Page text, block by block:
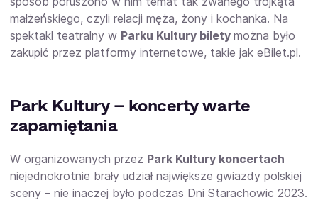
małżeńskiego, czyli relacji męża, żony i kochanka. Na
spektakl teatralny w Parku Kultury bilety można było
zakupić przez platformy internetowe, takie jak eBilet.pl.
Park Kultury – koncerty warte
zapamiętania
W organizowanych przez Park Kultury koncertach
niejednokrotnie brały udział największe gwiazdy polskiej
sceny – nie inaczej było podczas Dni Starachowic 2023.